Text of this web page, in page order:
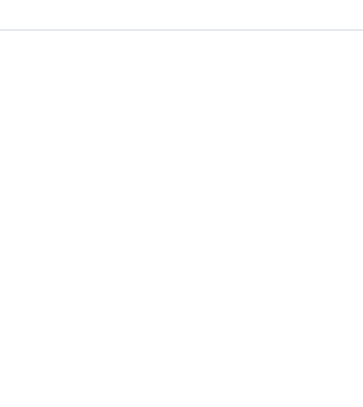
jenny-kanevsky/why-you-dont-need-to-say-